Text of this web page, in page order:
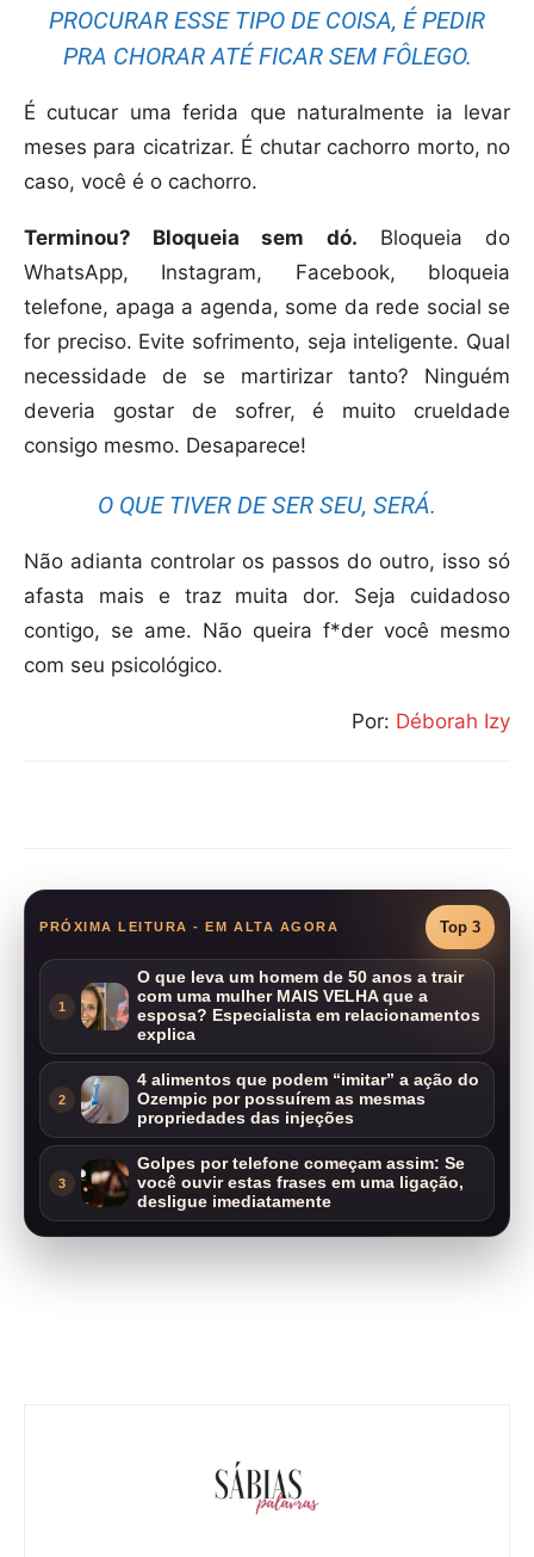
PROCURAR ESSE TIPO DE COISA, É PEDIR
PRA CHORAR ATÉ FICAR SEM FÔLEGO.
É cutucar uma ferida que naturalmente ia levar
meses para cicatrizar. É chutar cachorro morto, no
caso, você é o cachorro.
Terminou? Bloqueia sem dó. Bloqueia do
WhatsApp, Instagram, Facebook, bloqueia
telefone, apaga a agenda, some da rede social se
for preciso. Evite sofrimento, seja inteligente. Qual
necessidade de se martirizar tanto? Ninguém
deveria gostar de sofrer, é muito crueldade
consigo mesmo. Desaparece!
O QUE TIVER DE SER SEU, SERÁ.
Não adianta controlar os passos do outro, isso só
afasta mais e traz muita dor. Seja cuidadoso
contigo, se ame. Não queira f*der você mesmo
com seu psicológico.
Por: Déborah Izy
PRÓXIMA LEITURA - EM ALTA AGORA Top 3
1
O que leva um homem de 50 anos a trair
com uma mulher MAIS VELHA que a
esposa? Especialista em relacionamentos
explica
2
4 alimentos que podem “imitar” a ação do
Ozempic por possuírem as mesmas
propriedades das injeções
3
Golpes por telefone começam assim: Se
você ouvir estas frases em uma ligação,
desligue imediatamente